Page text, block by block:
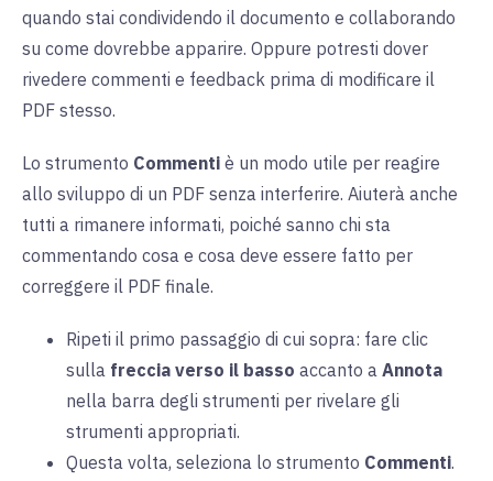
quando stai condividendo il documento e collaborando
su come dovrebbe apparire. Oppure potresti dover
rivedere commenti e feedback prima di modificare il
PDF stesso.
Lo strumento Commenti è un modo utile per reagire
allo sviluppo di un PDF senza interferire. Aiuterà anche
tutti a rimanere informati, poiché sanno chi sta
commentando cosa e cosa deve essere fatto per
correggere il PDF finale.
Ripeti il primo passaggio di cui sopra: fare clic
sulla freccia verso il basso accanto a Annota
nella barra degli strumenti per rivelare gli
strumenti appropriati.
Questa volta, seleziona lo strumento Commenti.